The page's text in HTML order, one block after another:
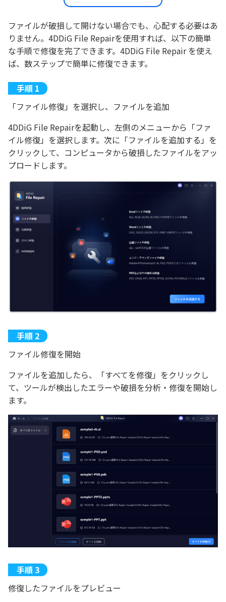
ファイルが破損して開けない場合でも、心配する必要はあ
りません。4DDiG File Repairを使用すれば、以下の簡単
な手順で修復を完了できます。4DDiG File Repair を使え
ば、数ステップで簡単に修復できます。
「ファイル修復」を選択し、ファイルを追加
4DDiG File Repairを起動し、左側のメニューから「ファ
イル修復」を選択します。次に「ファイルを追加する」を
クリックして、コンピュータから破損したファイルをアッ
プロードします。
ファイル修復を開始
ファイルを追加したら、「すべてを修復」をクリックし
て、ツールが検出したエラーや破損を分析・修復を開始し
ます。
修復したファイルをプレビュー